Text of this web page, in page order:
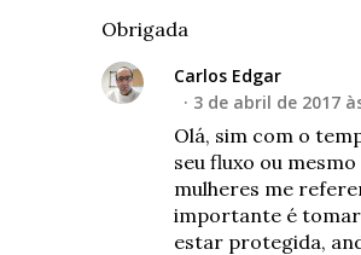
Obrigada
Carlos Edgar
3 de abril de 2017
Olá, sim com o
seu fluxo ou
mulheres me
importante é
estar protegida,